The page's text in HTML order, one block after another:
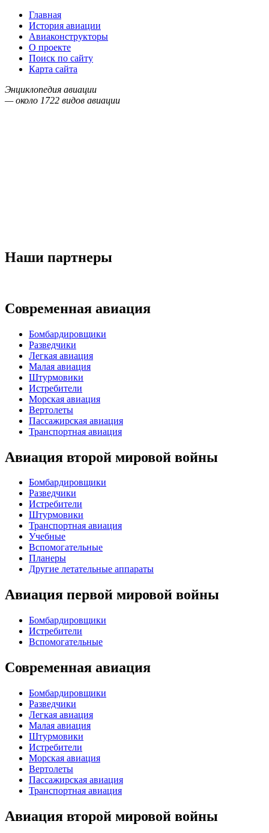
Главная
История авиации
Авиаконструкторы
О проекте
Поиск по сайту
Карта сайта
Энциклопедия авиации
— около 1722 видов авиации
Наши партнеры
Современная авиация
Бомбардировщики
Разведчики
Легкая авиация
Малая авиация
Штурмовики
Истребители
Морская авиация
Вертолеты
Пассажирская авиация
Транспортная авиация
Авиация второй мировой войны
Бомбардировщики
Разведчики
Истребители
Штурмовики
Транспортная авиация
Учебные
Вспомогательные
Планеры
Другие летательные аппараты
Авиация первой мировой войны
Бомбардировщики
Истребители
Вспомогательные
Современная авиация
Бомбардировщики
Разведчики
Легкая авиация
Малая авиация
Штурмовики
Истребители
Морская авиация
Вертолеты
Пассажирская авиация
Транспортная авиация
Авиация второй мировой войны